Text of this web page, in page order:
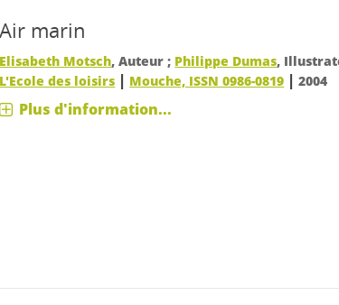
Air marin
Elisabeth Motsch, Auteur ; Philippe Dumas,
L'Ecole des loisirs | Mouche, ISSN 0986-0819 |2004
Plus d'information...